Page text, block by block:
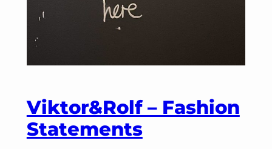
Viktor&Rolf – Fashion
Statements